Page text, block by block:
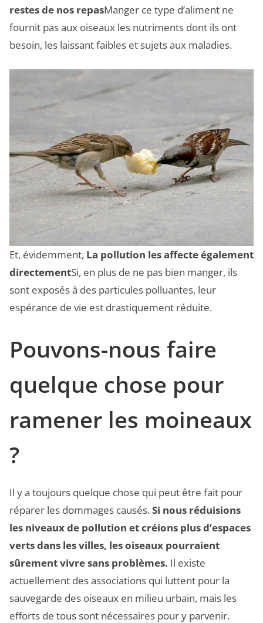
restes de nos repasManger ce type d’aliment ne
fournit pas aux oiseaux les nutriments dont ils ont
besoin, les laissant faibles et sujets aux maladies.
Et, évidemment, La pollution les affecte également
directementSi, en plus de ne pas bien manger, ils
sont exposés à des particules polluantes, leur
espérance de vie est drastiquement réduite.
Pouvons-nous faire
quelque chose pour
ramener les moineaux
?
Il y a toujours quelque chose qui peut être fait pour
réparer les dommages causés.Si nous réduisions
les niveaux de pollution et créions plus d’espaces
verts dans les villes, les oiseaux pourraient
sûrement vivre sans problèmes. Il existe
actuellement des associations qui luttent pour la
sauvegarde des oiseaux en milieu urbain, mais les
efforts de tous sont nécessaires pour y parvenir.